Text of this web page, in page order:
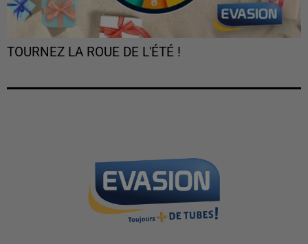
TOURNEZ LA ROUE DE L'ÉTÉ !